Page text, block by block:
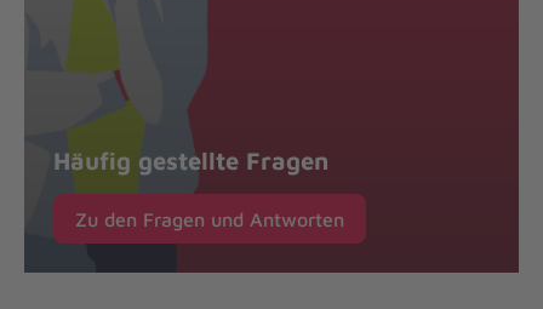
Häufig gestellte Fragen
Zu den Fragen und Antworten